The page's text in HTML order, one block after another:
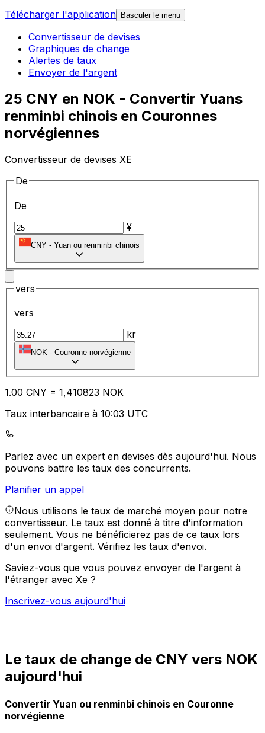
Télécharger l'application
Basculer le menu
Convertisseur de devises
Graphiques de change
Alertes de taux
Envoyer de l'argent
25 CNY en NOK - Convertir Yuans
renminbi chinois en Couronnes
norvégiennes
Convertisseur de devises XE
De
De
¥
CNY - Yuan ou renminbi chinois
vers
vers
kr
NOK - Couronne norvégienne
1.00 CNY = 1,410823 NOK
Taux interbancaire à 10:03 UTC
Parlez avec un expert en devises dès aujourd'hui. Nous
pouvons battre les taux des concurrents.
Planifier un appel
Nous utilisons le taux de marché moyen pour notre
convertisseur. Le taux est donné à titre d'information
seulement. Vous ne bénéficierez pas de ce taux lors
d'un envoi d'argent. Vérifiez les taux d'envoi.
Saviez-vous que vous pouvez envoyer de l'argent à
l'étranger avec Xe ?
Inscrivez-vous aujourd'hui
Le taux de change de CNY vers NOK
aujourd'hui
Convertir Yuan ou renminbi chinois en Couronne
norvégienne